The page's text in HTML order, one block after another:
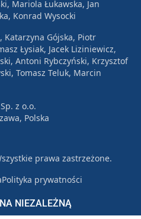
NIEZALEŻNĄ
Mariola Łukawska, Jan
Konrad Wysocki
Katarzyna Gójska, Piotr
Łysiak, Jacek Liziniewicz,
Antoni Rybczyński, Krzysztof
Tomasz Teluk, Marcin
z o.o.
Polska
prawa zastrzeżone.
Polityka prywatności